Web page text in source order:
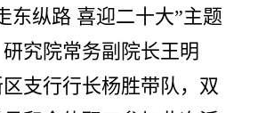
东纵路 喜迎二十大”主题
究院常务副院长王明
支行行长杨胜带队，双